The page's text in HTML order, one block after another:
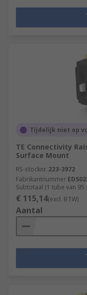
Tijdelijk niet op
TE Connectivity
Surface Mount
RS-stocknr. 223-3972
Fabrikantnummer
Subtotaal (1 tube van 95
€ 115,14(excl. BTW)
Aantal